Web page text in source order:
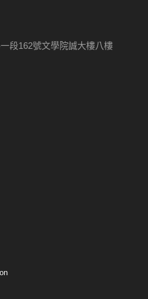
段162號文學院誠大樓八樓